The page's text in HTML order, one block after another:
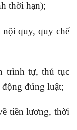
thời hạn);
quy, quy chế
trình tự, thủ tục
đúng luật;
tiền lương, thời